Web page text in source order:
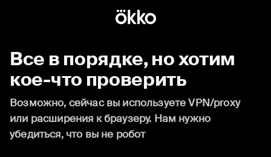
Все в порядке, но хотим
кое-что проверить
Возможно, сейчас вы используете VPN/proxy
или расширения к браузеру. Нам нужно
убедиться, что вы не робот